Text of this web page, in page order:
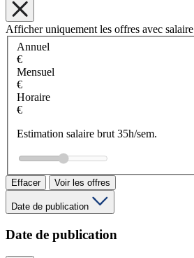
Afficher uniquement les offres avec salaire
Annuel
€
Mensuel
€
Horaire
€
Estimation salaire brut 35h/sem.
Effacer Voir les offres
Date de publication
Date de publication